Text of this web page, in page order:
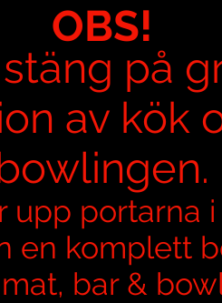
OBS!
på
av kök
upp portarna i
en komplett
bar &